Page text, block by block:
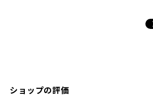
ショップの評価